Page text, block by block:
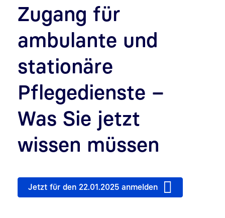
Zugang für
ambulante und
stationäre
Pflegedienste –
Was Sie jetzt
wissen müssen
Jetzt für den 22.01.2025 anmelden